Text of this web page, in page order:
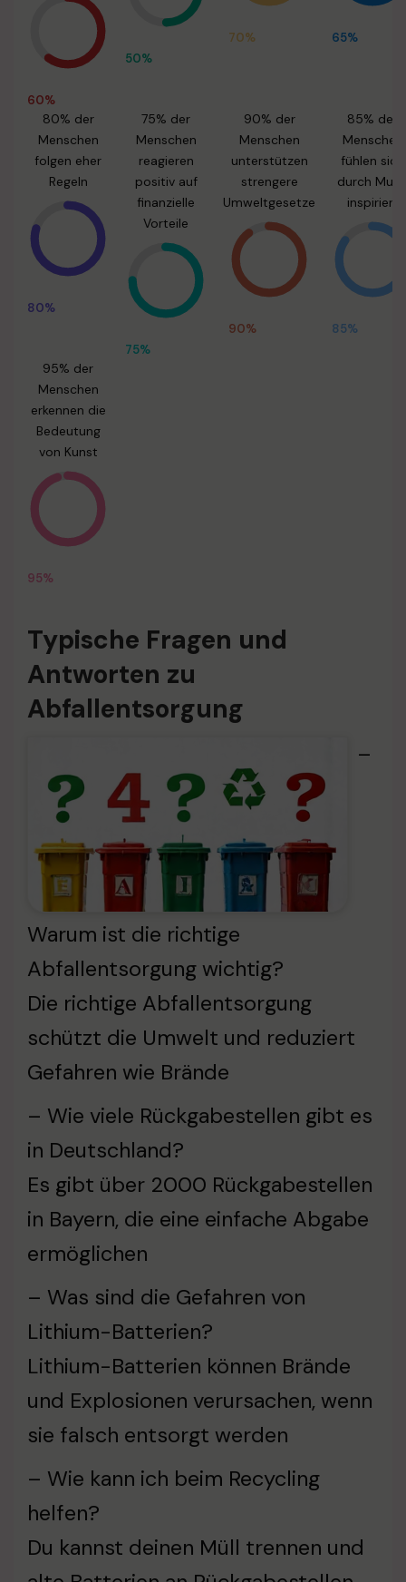
60%
50%
70% 65%
80% der
Menschen
folgen eher
Regeln
80%
75% der
Menschen
reagieren
positiv auf
finanzielle
Vorteile
75%
90% der
Menschen
unterstützen
strengere
Umweltgesetze
90%
85% der
Menschen
fühlen sich
durch
inspiriert
85%
95% der
Menschen
erkennen die
Bedeutung
von Kunst
95%
Typische Fragen und
Antworten zu
Abfallentsorgung
–
Warum ist die richtige
Abfallentsorgung wichtig?
Die richtige Abfallentsorgung
schützt die Umwelt und reduziert
Gefahren wie Brände
– Wie viele Rückgabestellen gibt es
in Deutschland?
Es gibt über 2000 Rückgabestellen
in Bayern, die eine einfache Abgabe
ermöglichen
– Was sind die Gefahren von
Lithium-Batterien?
Lithium-Batterien können Brände
und Explosionen verursachen, wenn
sie falsch entsorgt werden
– Wie kann ich beim Recycling
helfen?
Du kannst deinen Müll trennen und